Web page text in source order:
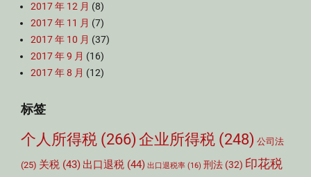
2017 年 12 月 (8)
2017 年 11 月 (7)
2017 年 10 月 (37)
2017 年 9 月 (16)
2017 年 8 月 (12)
标签
个人所得税 (266) 企业所得税 (248) 公司法
(25) 关税 (43) 出口退税 (44) 出口退税率 (16) 刑法 (32) 印花税